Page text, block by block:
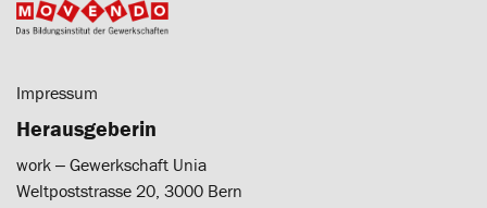
Impressum
Herausgeberin
work ‒ Gewerkschaft Unia
Weltpoststrasse 20, 3000 Bern